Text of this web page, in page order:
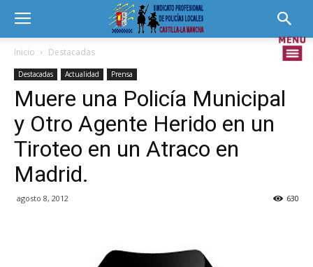
Inicio Destacadas
Destacadas Actualidad Prensa
Muere una Policía Municipal
y Otro Agente Herido en un
Tiroteo en un Atraco en
Madrid.
agosto 8, 2012 630